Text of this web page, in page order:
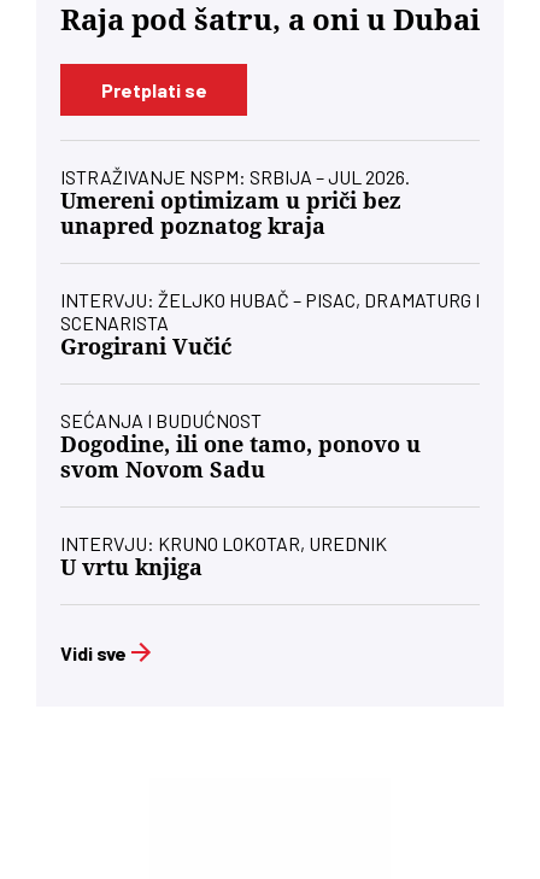
Raja pod šatru, a oni u Dubai
Pretplati se
ISTRAŽIVANJE NSPM: SRBIJA – JUL 2026.
Umereni optimizam u priči bez
unapred poznatog kraja
INTERVJU: ŽELJKO HUBAČ – PISAC, DRAMATURG I
SCENARISTA
Grogirani Vučić
SEĆANJA I BUDUĆNOST
Dogodine, ili one tamo, ponovo u
svom Novom Sadu
INTERVJU: KRUNO LOKOTAR, UREDNIK
U vrtu knjiga
Vidi sve